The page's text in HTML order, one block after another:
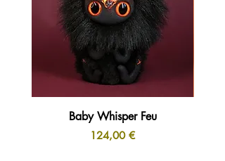
Baby Whisper Feu
Prix
124,00 €